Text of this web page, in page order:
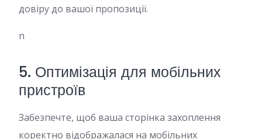
довіру до вашої пропозиції.
n
5. Оптимізація для мобільних
пристроїв
Забезпечте, щоб ваша сторінка захоплення
коректно відображалася на мобільних